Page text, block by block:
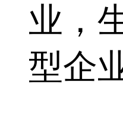
业，
型企